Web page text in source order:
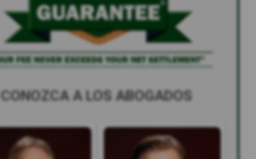
CONOZCA A LOS ABOGADOS